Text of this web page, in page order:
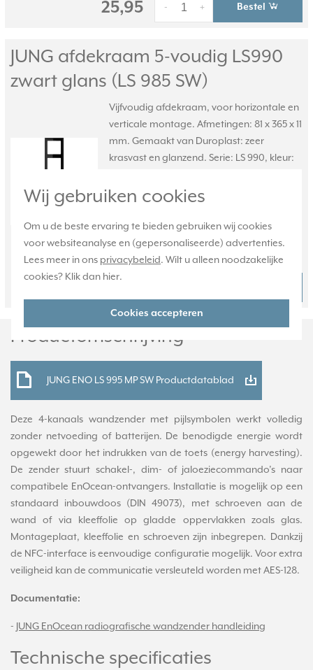
Wij gebruiken cookies
Om u de beste ervaring te bieden gebruiken wij cookies
voor websiteanalyse en (gepersonaliseerde) advertenties.
Lees meer in ons privacybeleid. Wilt u alleen noodzakelijke
cookies? Klik dan hier.
Cookies accepteren
25,95 +
- Bestel
JUNG afdekraam 5-voudig LS990
zwart glans (LS 985 SW)
Vijfvoudig afdekraam, voor horizontale en
verticale montage. Afmetingen: 81 x 365 x 11
mm. Gemaakt van Duroplast: zeer
krasvast en glanzend. Serie: LS 990, kleur:
Verwachte levertijd:
Huidige voorraad:
Productomschrijving
JUNG ENO LS 995 MP SW Productdatablad
Deze 4-kanaals wandzender met pijlsymbolen werkt volledig
zonder netvoeding of batterijen. De benodigde energie wordt
opgewekt door het indrukken van de toets (energy harvesting).
De zender stuurt schakel-, dim- of jaloeziecommando’s naar
compatibele EnOcean-ontvangers. Installatie is mogelijk op een
standaard inbouwdoos (DIN 49073), met schroeven aan de
wand of via kleeffolie op gladde oppervlakken zoals glas.
Montageplaat, kleeffolie en schroeven zijn inbegrepen. Dankzij
de NFC-interface is eenvoudige configuratie mogelijk. Voor extra
veiligheid kan de communicatie versleuteld worden met AES-128.
Documentatie:
- JUNG EnOcean radiografische wandzender handleiding
Technische specificaties